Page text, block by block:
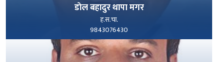
डाेल बहादुर थापा मगर
ह.स.चा.
9843076430
पूरा हेर्नुहोस्